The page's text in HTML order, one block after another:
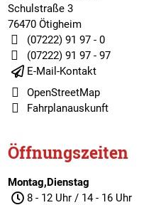
Schulstraße 3
76470 Ötigheim
(07222) 91 97 - 0
(07222) 91 97 - 97
E-Mail-Kontakt
OpenStreetMap
Fahrplanauskunft
Öffnungszeiten
Montag,Dienstag
8 - 12 Uhr / 14 - 16 Uhr